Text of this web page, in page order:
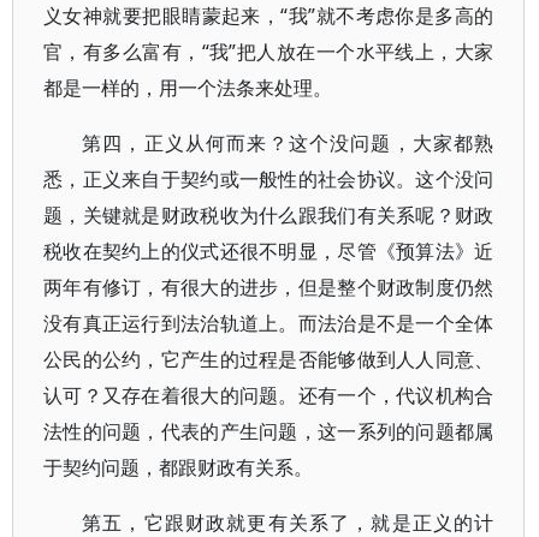
义女神就要把眼睛蒙起来，“我”就不考虑你是多高的
官，有多么富有，“我”把人放在一个水平线上，大家
都是一样的，用一个法条来处理。
第四，正义从何而来？这个没问题，大家都熟
悉，正义来自于契约或一般性的社会协议。这个没问
题，关键就是财政税收为什么跟我们有关系呢？财政
税收在契约上的仪式还很不明显，尽管《预算法》近
两年有修订，有很大的进步，但是整个财政制度仍然
没有真正运行到法治轨道上。而法治是不是一个全体
公民的公约，它产生的过程是否能够做到人人同意、
认可？又存在着很大的问题。还有一个，代议机构合
法性的问题，代表的产生问题，这一系列的问题都属
于契约问题，都跟财政有关系。
第五，它跟财政就更有关系了，就是正义的计